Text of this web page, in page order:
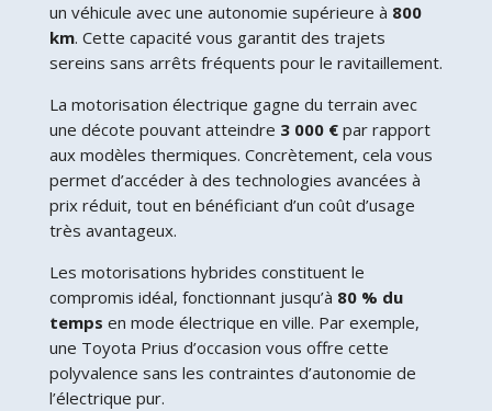
un véhicule avec une autonomie supérieure à 800
km. Cette capacité vous garantit des trajets
sereins sans arrêts fréquents pour le ravitaillement.
La motorisation électrique gagne du terrain avec
une décote pouvant atteindre 3 000 €par rapport
aux modèles thermiques. Concrètement, cela vous
permet d’accéder à des technologies avancées à
prix réduit, tout en bénéficiant d’un coût d’usage
très avantageux.
Les motorisations hybrides constituent le
compromis idéal, fonctionnant jusqu’à 80 % du
temps en mode électrique en ville. Par exemple,
une Toyota Prius d’occasion vous offre cette
polyvalence sans les contraintes d’autonomie de
l’électrique pur.